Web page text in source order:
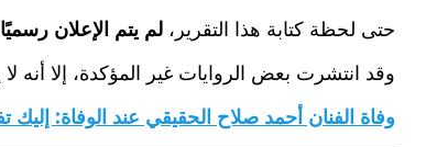
حتى لحظة كتابة هذا التقرير، لم يتم الإعلان
وقد انتشرت بعض الروايات غير المؤكدة، إلا
وفاة الفنان أحمد صلاح الحقيقي عند الوفاة: إليك